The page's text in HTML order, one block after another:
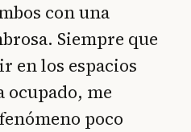
con una
Siempre que
en los espacios
ocupado, me
poco